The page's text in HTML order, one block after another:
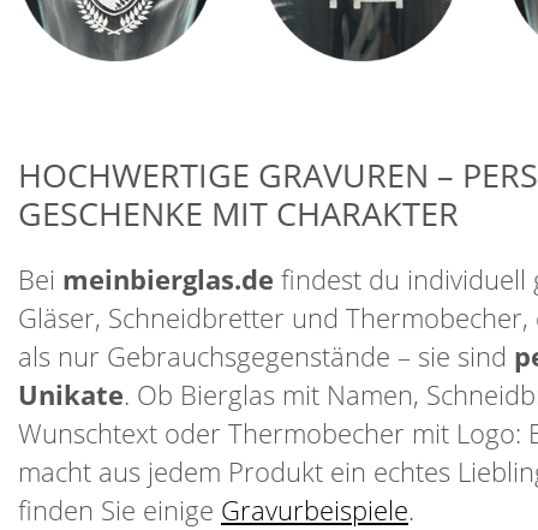
HOCHWERTIGE GRAVUREN –
GESCHENKE MIT CHARAKTER
Bei meinbierglas.de findest du individuell
Gläser, Schneidbretter und
als nur Gebrauchsgegenstände – sie sind
Unikate. Ob Bierglas mit Namen,
Wunschtext oder Thermobecher mit Logo:
macht aus jedem Produkt ein echtes
finden Sie einige Gravurbeispiele.